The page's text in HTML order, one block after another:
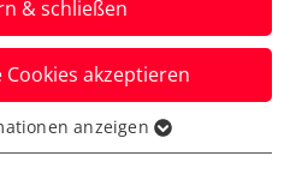
& schließen
akzeptieren
für grundlegende
anzeigen